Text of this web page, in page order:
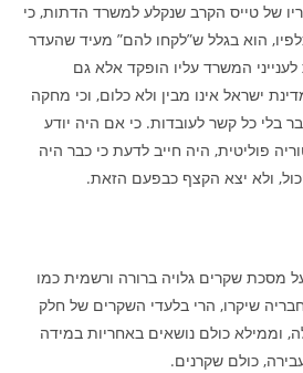
של טייס הקרב שנקלע למשרד הדתות, כי
הוא בגלל ש”לקחו להם” מעיד שהעדר
המשרד עליו הופקד אלא גם
ישראל אינו מבין ולא כלום, וכי מחקה
בלי כל קשר לעובדות. כי אם היה יודע
פוליטית, היה חייב לדעת כי כבר היה
ולא יצא הקצף כבפעם הזאת.
מסכת שקרים גלויה ברורה ורשמית כמו
שיקרו, הרי בלעדי השקרים של חלק
וממילא כולם נושאים באחריות במידה
כולם שקרנים.